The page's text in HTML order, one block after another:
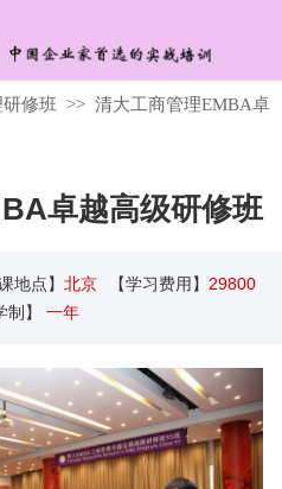
修班 >> 清大工商管理EMBA卓
卓越高级研修班
地点】 北京 【学习费用】 29800
制】 一年